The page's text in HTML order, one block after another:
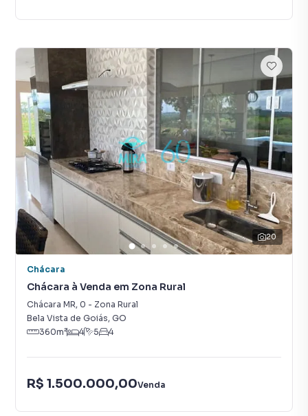
20
Chácara
Chácara à Venda em Zona Rural
Chácara MR, 0 - Zona Rural
Bela Vista de Goiás, GO
360m² 4 5 4
R$ 1.500.000,00Venda